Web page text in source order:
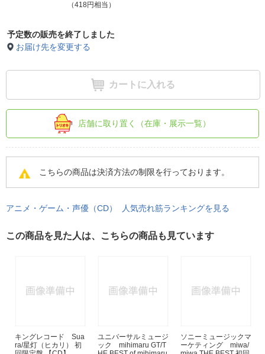
（418円相当）
予定数の販売を終了しました
お届け先を変更する
カートに入れる
店舗に取り置く（在庫・展示一覧）
こちらの商品は決済方法の制限を行っております。
アニメ・ゲーム・声優（CD） 人気売れ筋ランキングを見る
この商品を見た人は、こちらの商品も見ています
キングレコード Sua
ra/星灯（ヒカリ） 初
ユニバーサルミュージ
ック mihimaru GT/T
ソニーミュージックマ
ーケティング miwa/